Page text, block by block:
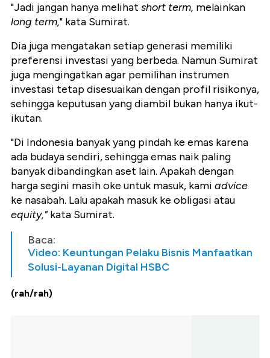
"Jadi jangan hanya melihat short term, melainkan
long term," kata Sumirat.
Dia juga mengatakan setiap generasi memiliki
preferensi investasi yang berbeda. Namun Sumirat
juga mengingatkan agar pemilihan instrumen
investasi tetap disesuaikan dengan profil risikonya,
sehingga keputusan yang diambil bukan hanya ikut-
ikutan.
"Di Indonesia banyak yang pindah ke emas karena
ada budaya sendiri, sehingga emas naik paling
banyak dibandingkan aset lain. Apakah dengan
harga segini masih oke untuk masuk, kami advice
ke nasabah. Lalu apakah masuk ke obligasi atau
equity," kata Sumirat.
Baca:
Video: Keuntungan Pelaku Bisnis Manfaatkan
Solusi-Layanan Digital HSBC
(rah/rah)